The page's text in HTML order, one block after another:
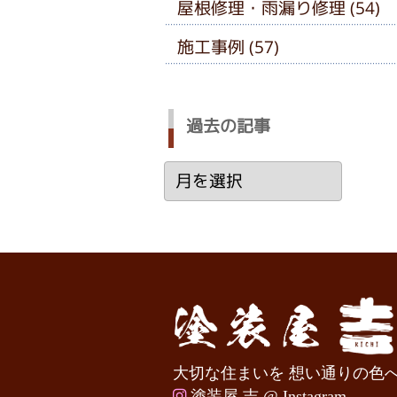
屋根修理・雨漏り修理 (54)
施工事例 (57)
過去の記事
過
去
記
大切な住まいを 想い通りの色